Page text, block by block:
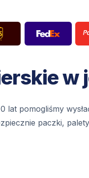
w
pomogliśmy
paczki,